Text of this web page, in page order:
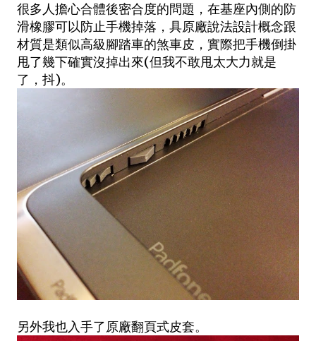
很多人擔心合體後密合度的問題，在基座內側的防
滑橡膠可以防止手機掉落，具原廠說法設計概念跟
材質是類似高級腳踏車的煞車皮，實際把手機倒掛
甩了幾下確實沒掉出來(但我不敢甩太大力就是
了，抖)。
另外我也入手了原廠翻頁式皮套。